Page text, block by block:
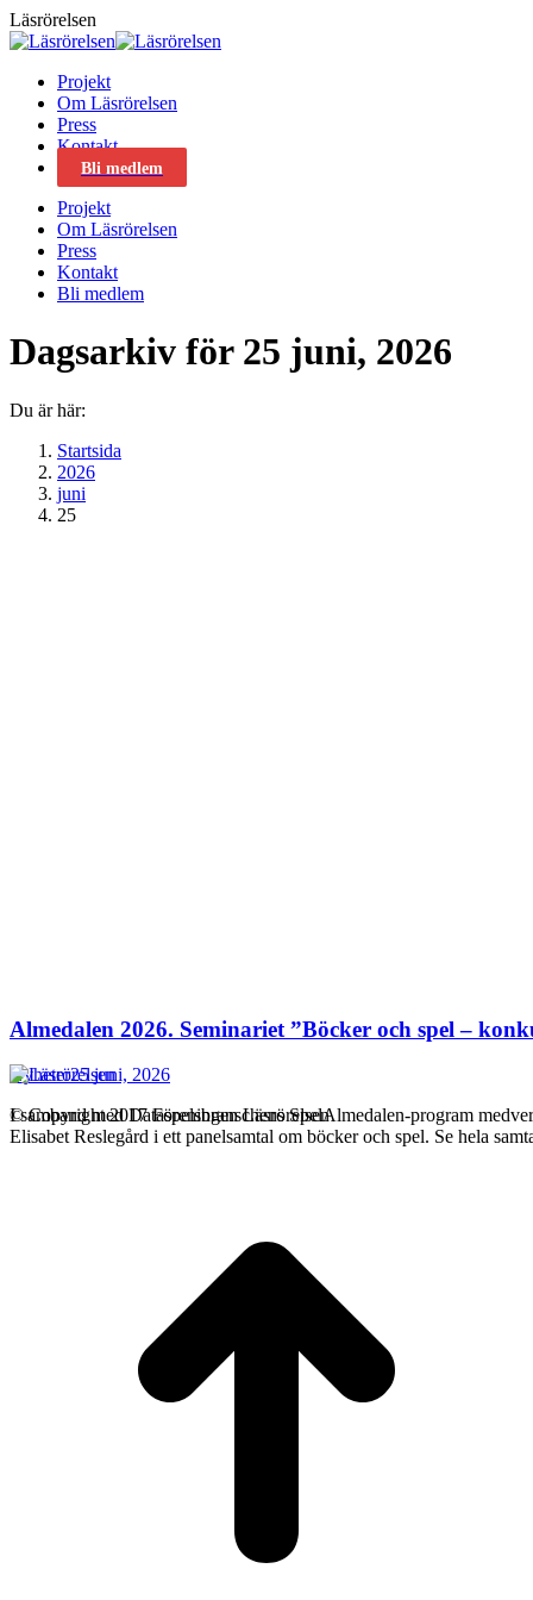
Skip
to
Läsrörelsen
Projekt
Om Läsrörelsen
Press
Kontakt
Bli medlem
Projekt
Om Läsrörelsen
Press
Kontakt
Bli medlem
Dagsarkiv för 25 juni, 2026
Du är här:
Startsida
2026
juni
25
Almedalen 2026. Seminariet ”Böcker och spel –
Nyheter25 juni, 2026
I samband med Dataspelsbranschens SpelAlmedalen-program
Elisabet Reslegård i ett panelsamtal om böcker och spel. Se hela
© Copyright 2017 Föreningen Läsrörelsen